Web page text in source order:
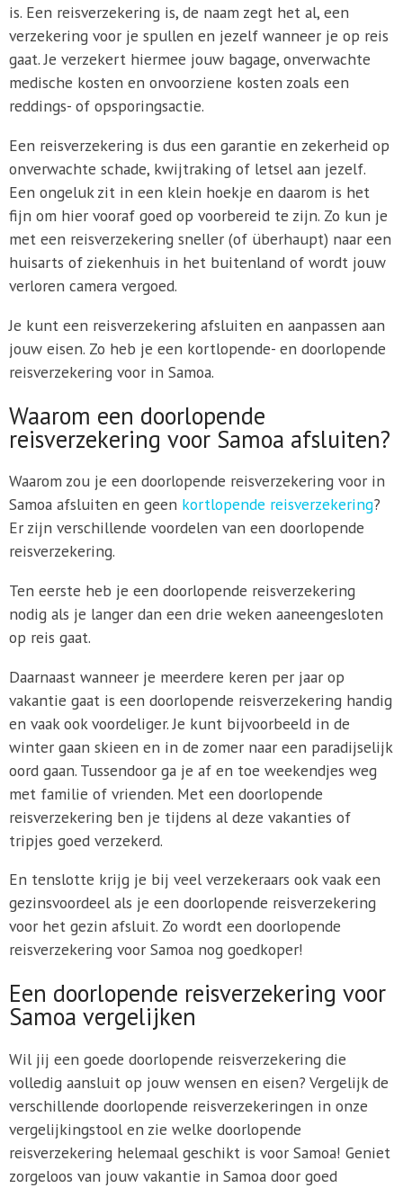
is. Een reisverzekering is, de naam zegt het al, een
verzekering voor je spullen en jezelf wanneer je op reis
gaat. Je verzekert hiermee jouw bagage, onverwachte
medische kosten en onvoorziene kosten zoals een
reddings- of opsporingsactie.
Een reisverzekering is dus een garantie en zekerheid op
onverwachte schade, kwijtraking of letsel aan jezelf.
Een ongeluk zit in een klein hoekje en daarom is het
fijn om hier vooraf goed op voorbereid te zijn. Zo kun je
met een reisverzekering sneller (of überhaupt) naar een
huisarts of ziekenhuis in het buitenland of wordt jouw
verloren camera vergoed.
Je kunt een reisverzekering afsluiten en aanpassen aan
jouw eisen. Zo heb je een kortlopende- en doorlopende
reisverzekering voor in Samoa.
Waarom een doorlopende
reisverzekering voor Samoa afsluiten?
Waarom zou je een doorlopende reisverzekering voor in
Samoa afsluiten en geen kortlopende reisverzekering?
Er zijn verschillende voordelen van een doorlopende
reisverzekering.
Ten eerste heb je een doorlopende reisverzekering
nodig als je langer dan een drie weken aaneengesloten
op reis gaat.
Daarnaast wanneer je meerdere keren per jaar op
vakantie gaat is een doorlopende reisverzekering handig
en vaak ook voordeliger. Je kunt bijvoorbeeld in de
winter gaan skieen en in de zomer naar een paradijselijk
oord gaan. Tussendoor ga je af en toe weekendjes weg
met familie of vrienden. Met een doorlopende
reisverzekering ben je tijdens al deze vakanties of
tripjes goed verzekerd.
En tenslotte krijg je bij veel verzekeraars ook vaak een
gezinsvoordeel als je een doorlopende reisverzekering
voor het gezin afsluit. Zo wordt een doorlopende
reisverzekering voor Samoa nog goedkoper!
Een doorlopende reisverzekering voor
Samoa vergelijken
Wil jij een goede doorlopende reisverzekering die
volledig aansluit op jouw wensen en eisen? Vergelijk de
verschillende doorlopende reisverzekeringen in onze
vergelijkingstool en zie welke doorlopende
reisverzekering helemaal geschikt is voor Samoa! Geniet
zorgeloos van jouw vakantie in Samoa door goed